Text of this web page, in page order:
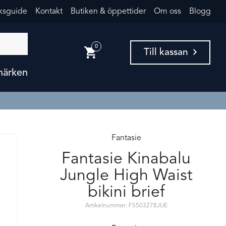
Kontakt Butiken & öppettider Om oss Blogg
0
Till kassan
Fantasie
Fantasie Kinabalu
Jungle High Waist
bikini brief
Artikelnummer: FS503278JUE